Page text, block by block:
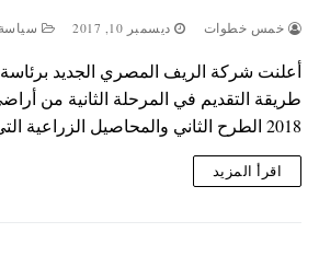
خمس خطوات ديسمبر 10, 2017
أعلنت شركة الريف المصري الجديد
طريقة التقديم في المرحلة الثانية من
2018 الطرح الثاني والمحاصيل الزراعية التي يمكن…
اقرأ المزيد